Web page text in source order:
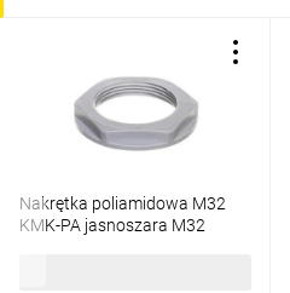
Nakrętka poliamidowa M32
KMK-PA jasnoszara M32